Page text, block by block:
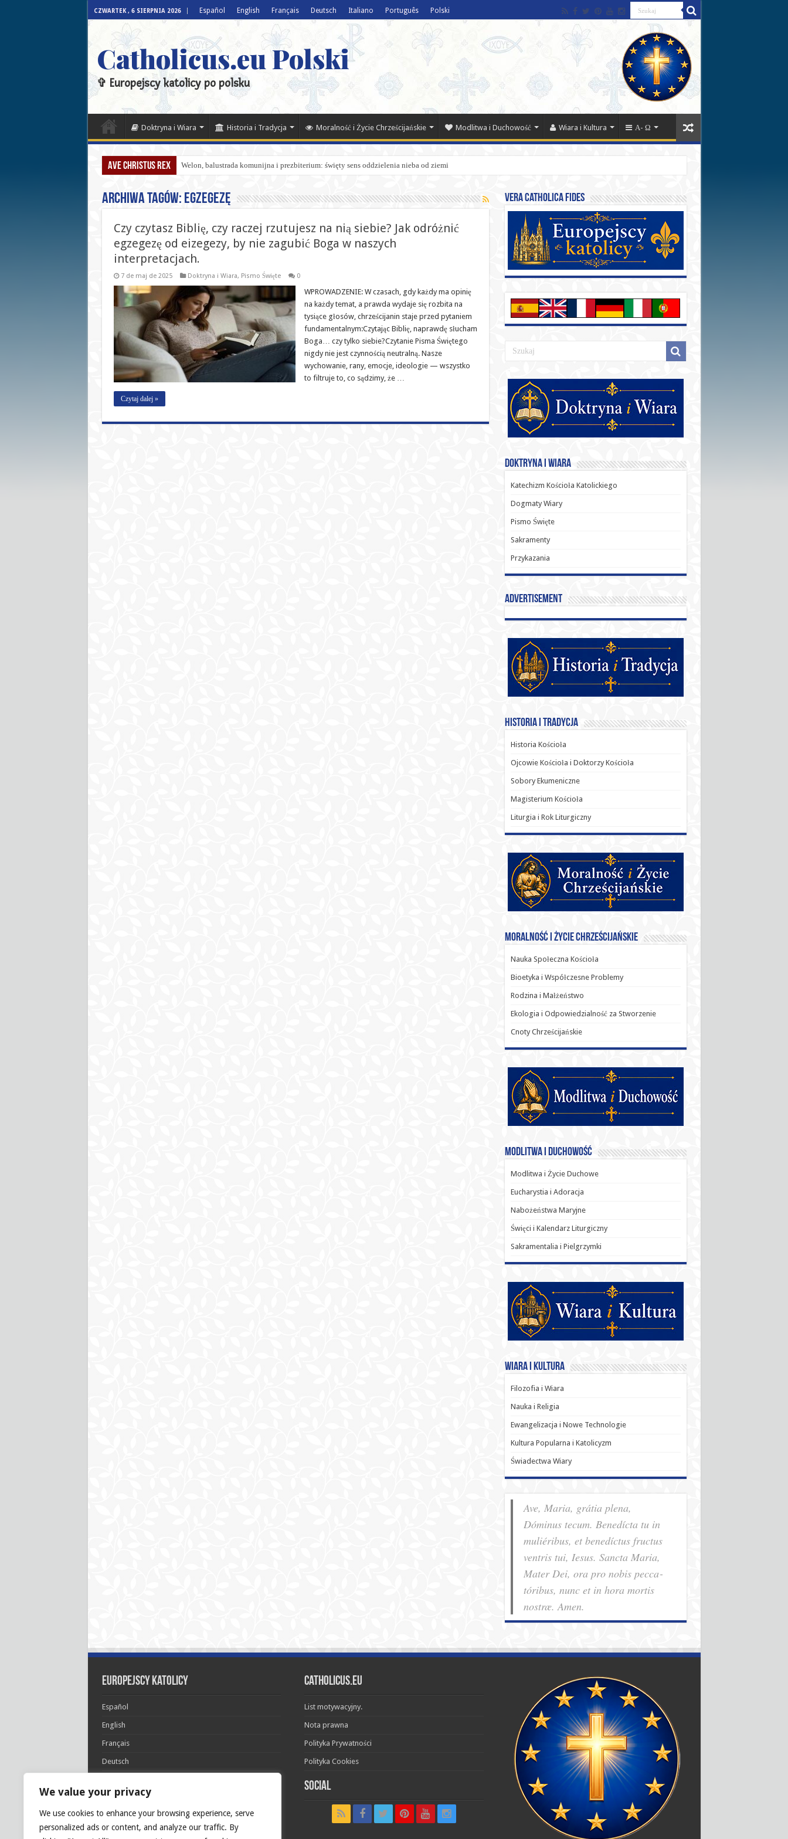
We value your privacy
We use cookies to enhance your browsing experience, serve
personalized ads or content, and analyze our traffic. By
CZWARTEK , 6 SIERPNIA 2026 Español English Français Deutsch Italiano Português Polski
Catholicus.eu Polski
✞ Europejscy katolicy po polsku
Doktryna i Wiara Historia i Tradycja Moralność i Życie Chrześcijańskie Modlitwa i Duchowość Wiara i Kultura Α- Ω
Ave Christus Rex Welon, balustrada komunijna i prezbiterium: święty sens oddzielenia nieba od ziemi
Archiwa tagów: egzegezę
Czy czytasz Biblię, czy raczej rzutujesz na nią siebie? Jak odróżnić
egzegezę od eizegezy, by nie zagubić Boga w naszych
interpretacjach.
7 de maj de 2025 Doktryna i Wiara, Pismo Święte 0
WPROWADZENIE: W czasach, gdy każdy ma opinię
na każdy temat, a prawda wydaje się rozbita na
tysiące głosów, chrześcijanin staje przed pytaniem
fundamentalnym:Czytając Biblię, naprawdę słucham
Boga… czy tylko siebie?Czytanie Pisma Świętego
nigdy nie jest czynnością neutralną. Nasze
wychowanie, rany, emocje, ideologie — wszystko
to filtruje to, co sądzimy, że …
Czytaj dalej »
Vera catholica fides
Doktryna i Wiara
Katechizm Kościoła Katolickiego
Dogmaty Wiary
Pismo Święte
Sakramenty
Przykazania
Advertisement
Historia i Tradycja
Historia Kościoła
Ojcowie Kościoła i Doktorzy Kościoła
Sobory Ekumeniczne
Magisterium Kościoła
Liturgia i Rok Liturgiczny
Moralność i Życie Chrześcijańskie
Nauka Społeczna Kościoła
Bioetyka i Współczesne Problemy
Rodzina i Małżeństwo
Ekologia i Odpowiedzialność za Stworzenie
Cnoty Chrześcijańskie
Modlitwa i Duchowość
Modlitwa i Życie Duchowe
Eucharystia i Adoracja
Nabożeństwa Maryjne
Święci i Kalendarz Liturgiczny
Sakramentalia i Pielgrzymki
Wiara i Kultura
Filozofia i Wiara
Nauka i Religia
Ewangelizacja i Nowe Technologie
Kultura Popularna i Katolicyzm
Świadectwa Wiary
Ave, Maria, grátia plena,
Dóminus tecum. Benedícta tu in
muliéribus, et benedíctus fructus
ventris tui, Iesus. Sancta Maria,
Mater Dei, ora pro nobis pec­ca­
tóribus, nunc et in hora mortis
nostræ. Amen.
Europejscy katolicy
Español
English
Français
Deutsch
Português
Polski
Catholicus.eu
List motywacyjny.
Nota prawna
Polityka Prywatności
Polityka Cookies
Social